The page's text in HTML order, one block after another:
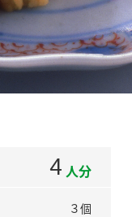
お酢を知ろう！
4 人分
３個